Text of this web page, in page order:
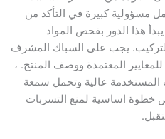
كبيرة في التأكد من
هذا الدور بفحص المواد
يجب على السباك المشرف
المعتمدة ووصف المنتج. ،
المستخدمة عالية وتحمل سمعة
خطوة اساسية لمنع التسربات